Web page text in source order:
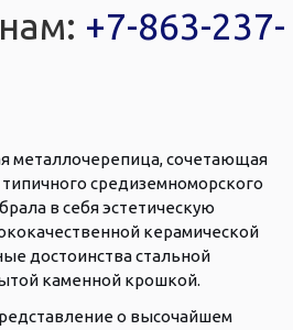
+7-863-237-
металлочерепица, сочетающая
типичного средиземноморского
в себя эстетическую
керамической
достоинства стальной
каменной крошкой.
о высочайшем